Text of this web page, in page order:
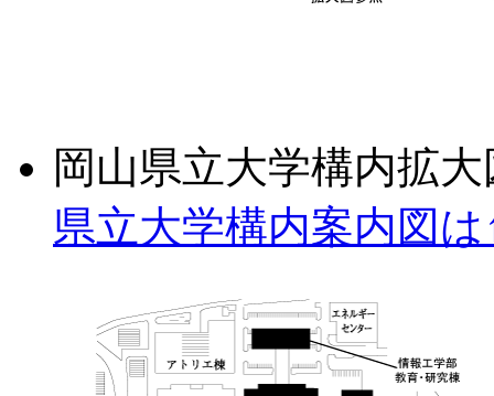
岡山県立大学構内拡
県立大学構内案内図